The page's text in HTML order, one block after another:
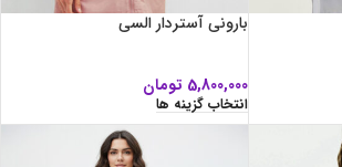
بارونی آستردار السی
5,800,000 تومان
انتخاب گزینه ها